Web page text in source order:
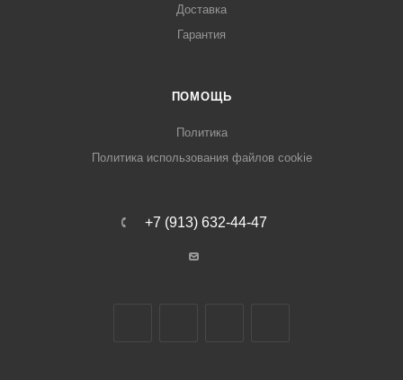
Доставка
Гарантия
ПОМОЩЬ
Политика
Политика использования файлов cookie
+7 (913) 632-44-47